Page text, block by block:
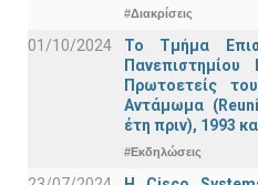
#Διακρίσεις
01/10/2024
Το Τμήμα
Πρωτοετείς
Αντάμωμα
έτη πριν), 1993
#Εκδηλώσεις